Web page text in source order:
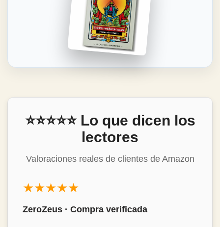
⭐⭐⭐⭐⭐ Lo que dicen los
lectores
Valoraciones reales de clientes de Amazon
★★★★★
Mon Álvarez · Compra verificada